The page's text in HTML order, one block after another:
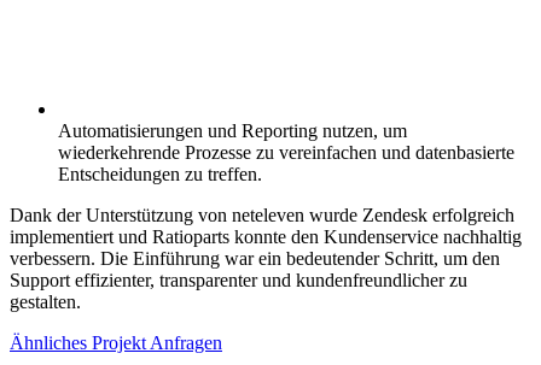
Automatisierungen und Reporting nutzen, um
wiederkehrende Prozesse zu vereinfachen und datenbasierte
Entscheidungen zu treffen.
Dank der Unterstützung von neteleven wurde Zendesk erfolgreich
implementiert und Ratioparts konnte den Kundenservice nachhaltig
verbessern. Die Einführung war ein bedeutender Schritt, um den
Support effizienter, transparenter und kundenfreundlicher zu
gestalten.
Ähnliches Projekt Anfragen